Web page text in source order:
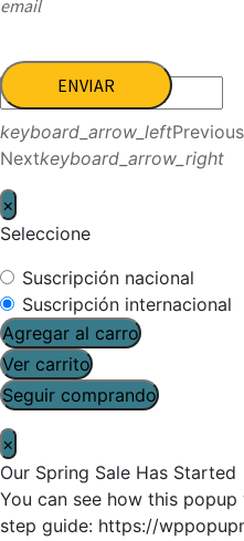
email
ENVIAR
keyboard_arrow_leftPrevious
Nextkeyboard_arrow_right
×
Seleccione
Suscripción nacional
Suscripción internacional
Agregar al carro
Ver carrito
Seguir comprando
×
Our Spring Sale Has Started
You can see how this
step guide: https://